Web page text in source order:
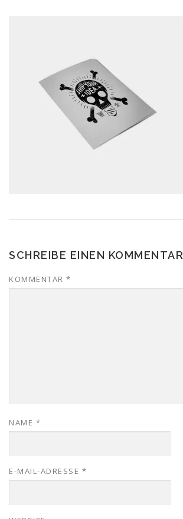
SCHREIBE EINEN KOMMENTAR
KOMMENTAR *
NAME *
E-MAIL-ADRESSE *